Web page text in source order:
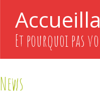
Et pourquoi pas
News